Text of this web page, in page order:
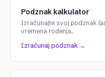
Podznak kalkulator
Izračunajte svoj podznak
vremena rođenja.
Izračunaj podznak →